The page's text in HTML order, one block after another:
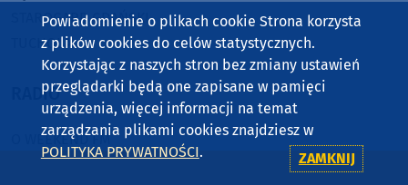
STAROGARD GDAŃSKI
TUCHOLA
RADIO
O WEEKEND FM
REKLAMA
Powiadomienie o plikach cookie Strona korzysta
z plików cookies do celów statystycznych.
Korzystając z naszych stron bez zmiany ustawień
przeglądarki będą one zapisane w pamięci
urządzenia, więcej informacji na temat
zarządzania plikami cookies znajdziesz w
POLITYKA PRYWATNOŚCI. ZAMKNIJ